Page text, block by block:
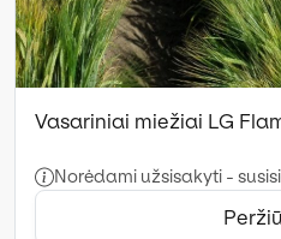
Vasariniai miežiai LG
Norėdami užsisakyti -